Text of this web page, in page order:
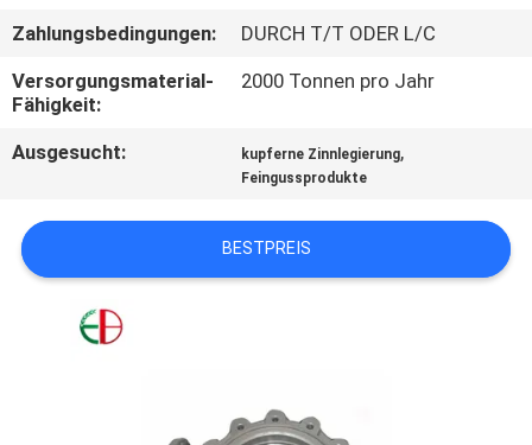
MIT
UNS
IN
VERBINDUNG
NACHRICHTEN
FORDERN
Zahlungsbedingungen:
DURCH T/T ODER L/C
Versorgungsmaterial-
Fähigkeit:
2000 Tonnen pro Jahr
Ausgesucht: kupferne Zinnlegierung,
Feingussprodukte
BESTPREIS